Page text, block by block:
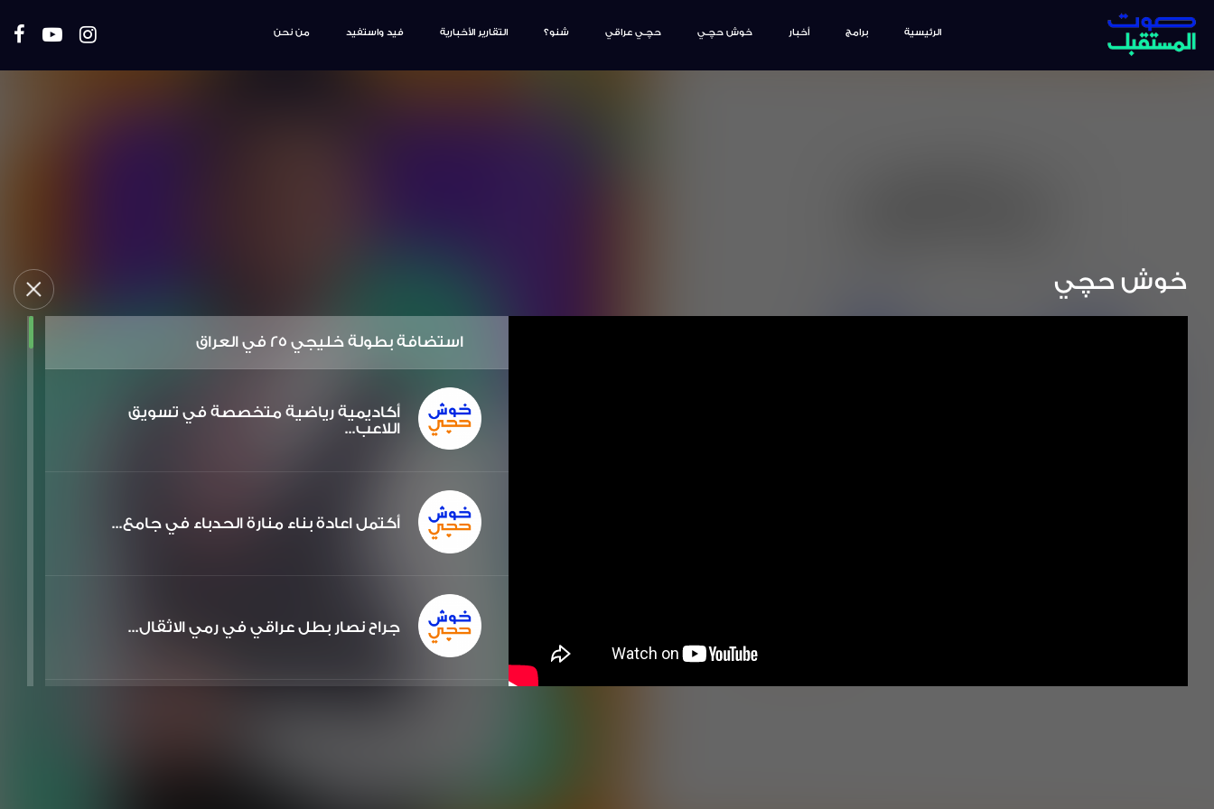
الرئيسية برامج أخبار خوش حچـي حچـي عراقي شنو؟ التقارير الأخبارية فيد واستفيد من نحن
خوش حچي
استضافة بطولة خليجي 25 في العراق
أكاديمية رياضية متخصصة في تسويق
اللاعب...
أكتمل اعادة بناء منارة الحدباء في جامع...
جراح نصار بطل عراقي في رمي الاثقال...